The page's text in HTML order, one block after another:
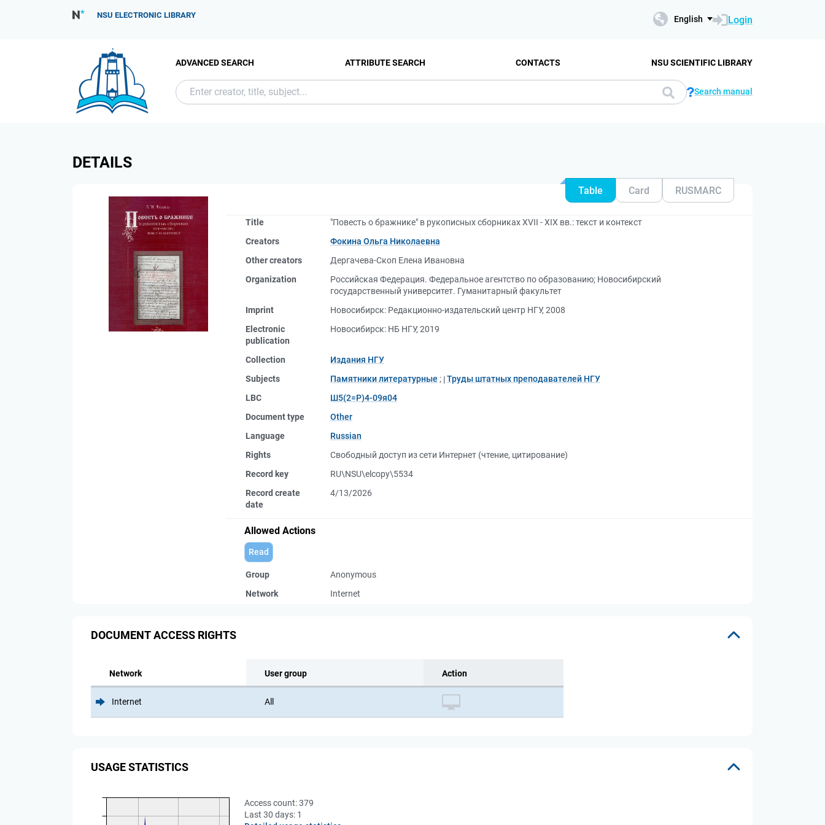
NSU ELECTRONIC LIBRARY English Login
ADVANCED SEARCH ATTRIBUTE SEARCH CONTACTS NSU SCIENTIFIC LIBRARY
Search manual
DETAILS
Table Card RUSMARC
Title
"Повесть о бражнике" в рукописных сборниках XVII - XIX вв.: текст и контекст
Creators
Фокина Ольга Николаевна
Other creators
Дергачева-Скоп Елена Ивановна
Organization
Российская Федерация. Федеральное агентство по образованию; Новосибирский
государственный университет. Гуманитарный факультет
Imprint
Новосибирск: Редакционно-издательский центр НГУ, 2008
Electronic
publication
Новосибирск: НБ НГУ, 2019
Collection
Издания НГУ
Subjects
Памятники литературные ; Труды штатных преподавателей НГУ
LBC
Ш5(2=Р)4-09я04
Document type
Other
Language
Russian
Rights
Свободный доступ из сети Интернет (чтение, цитирование)
Record key
RU\NSU\elcopy\5534
Record create
date
4/13/2026
Allowed Actions
Read
Group
Anonymous
Network
Internet
DOCUMENT ACCESS RIGHTS
Network User group Action
Internet All
USAGE STATISTICS
Access count:379
Last 30 days: 1